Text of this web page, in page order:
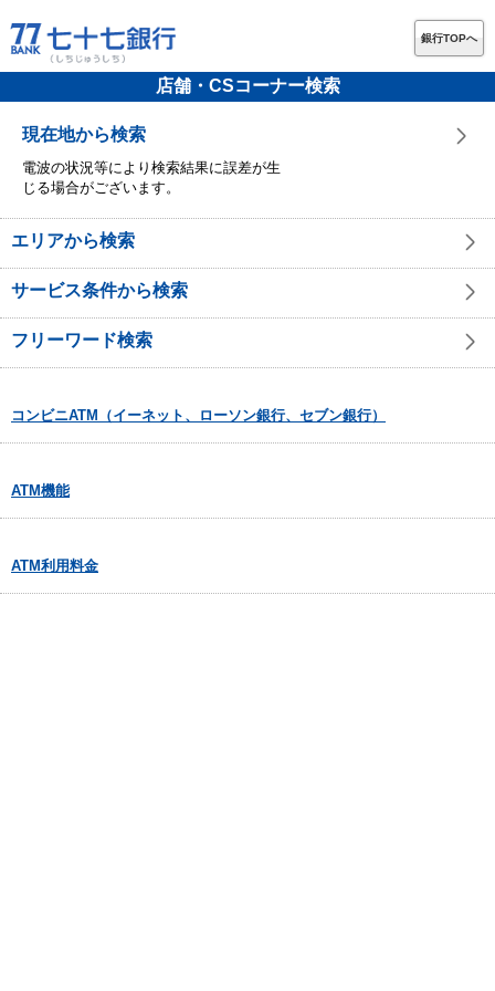
銀行TOPへ
店舗・CSコーナー検索
現在地から検索
電波の状況等により検索結果に誤差が生
じる場合がございます。
エリアから検索
サービス条件から検索
フリーワード検索
コンビニATM（イーネット、ローソン銀行、セブン銀行）
ATM機能
ATM利用料金